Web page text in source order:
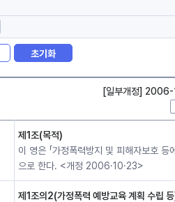
초기화
[일부개정] 2006-
제1조(목적)
이 영은 「가정폭력방지 및 피해자보호
으로 한다. <개정 2006·10·23>
제1조의2(가정폭력 예방교육 계획 수립